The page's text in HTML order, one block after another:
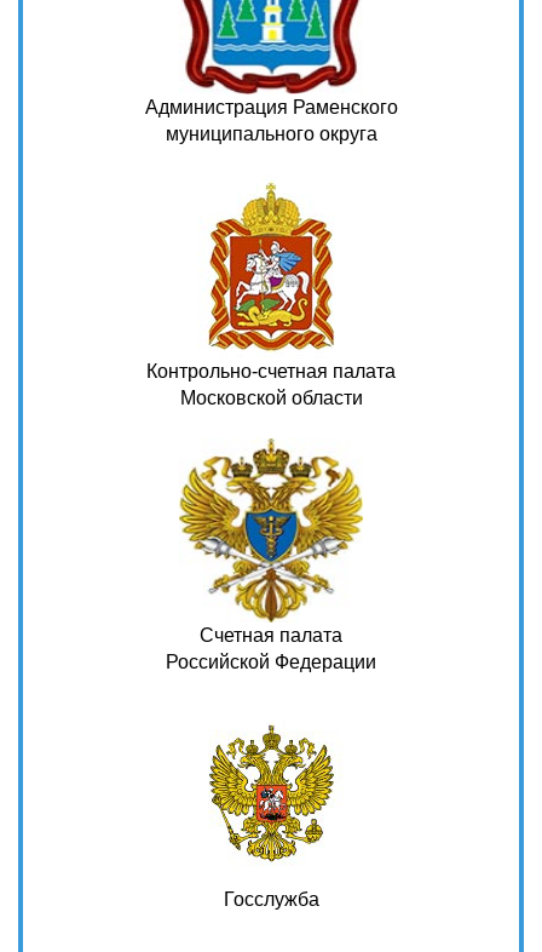
Администрация Раменского
муниципального округа
Контрольно-счетная палата
Московской области
Счетная палата
Российской Федерации
Госслужба